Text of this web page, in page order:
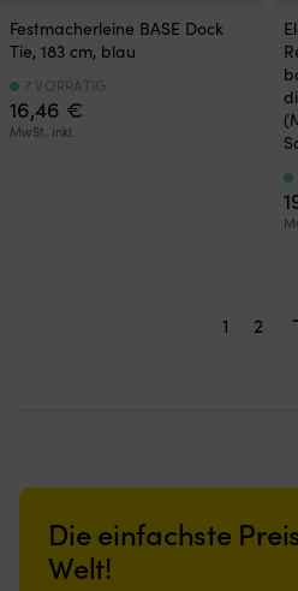
Festmacherleine BASE Dock
Tie, 183 cm, blau
16,46 €
MwSt. inkl.
7 VORRÄTIG
1 2
Die einfachste
Welt!